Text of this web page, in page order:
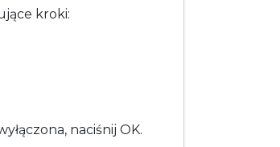
kroki:
naciśnij OK.